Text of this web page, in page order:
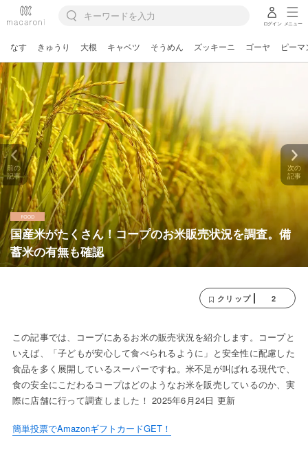
ログイン メニュー
なす きゅうり 大根 キャベツ そうめん ズッキーニ ゴーヤ ピーマ
国産米がたくさん！コープのお米販売状況を調査。備
蓄米の有無も確認
前の
記事
次の
記事
クリップ 2
この記事では、コープにあるお米の販売状況を紹介します。コープと
いえば、「子どもが安心して食べられるように」と安全性に配慮した
食品を多く展開しているスーパーですね。米不足が叫ばれる現代で、
食の安全にこだわるコープはどのようなお米を販売しているのか、実
際に店舗に行って調査しました！ 2025年6月24日 更新
簡単投票でAmazonギフトカードGET！